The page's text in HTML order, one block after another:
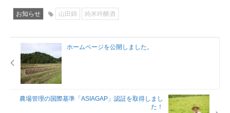
お知らせ 山田錦 純米吟醸酒
ホームページを公開しました。
農場管理の国際基準「ASIAGAP」認証を取得しまし
た！